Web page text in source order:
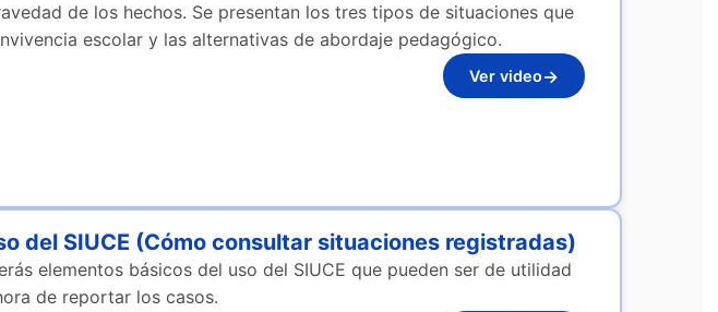
de los hechos. Se presentan los tres tipos de situaciones que
escolar y las alternativas de abordaje pedagógico.
Ver video→
del SIUCE (Cómo consultar situaciones registradas)
elementos básicos del uso del SIUCE que pueden ser de utilidad
de reportar los casos.